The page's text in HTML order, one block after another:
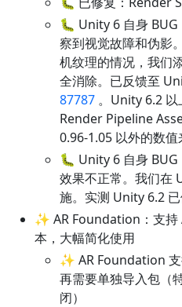
🐛 Unity 6 自身
察到视觉故障和伪影
机纹理的情况，我们
全消除。已反馈至
87787 。Unity 6.2
Render Pipeline
0.96-1.05 以外的数值
🐛 Unity 6 自身
效果不正常。我们在
施。实测 Unity 6.2 已
✨ AR Foundation：支持
本，大幅简化使用
✨ AR Foundation
再需要单独导入包（
闭）